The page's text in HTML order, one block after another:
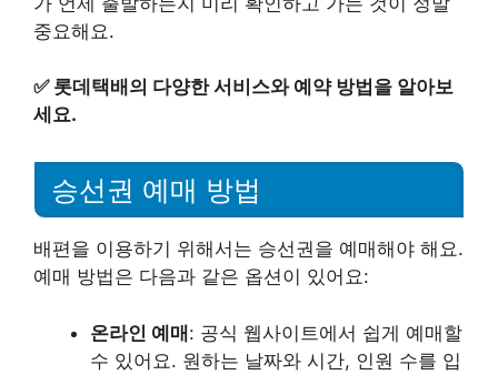
중요해요.
✅ 롯데택배의 다양한 서비스와 예약 방법을 알아보
세요.
승선권 예매 방법
배편을 이용하기 위해서는 승선권을 예매해야 해요.
예매 방법은 다음과 같은 옵션이 있어요:
온라인 예매: 공식 웹사이트에서 쉽게 예매할
수 있어요. 원하는 날짜와 시간, 인원 수를 입